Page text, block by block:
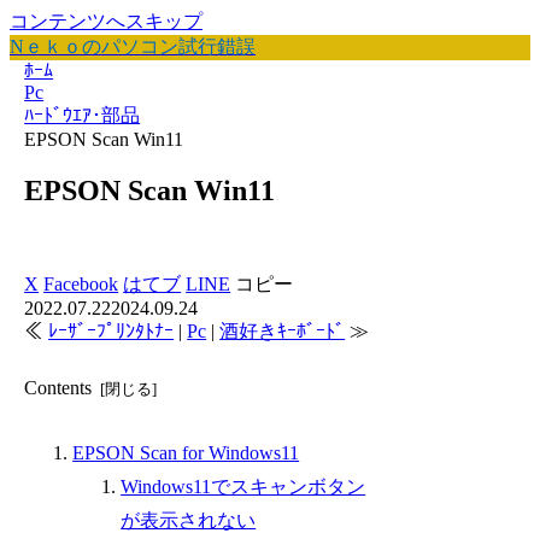
コンテンツへスキップ
Nｅｋｏのパソコン試行錯誤
ﾎｰﾑ
Pc
ﾊｰﾄﾞｳｴｱ･部品
EPSON Scan Win11
EPSON Scan Win11
X Facebook はてブ LINE コピー
2022.07.222024.09.24
≪ ﾚｰｻﾞｰﾌﾟﾘﾝﾀﾄﾅｰ |Pc |酒好きｷｰﾎﾞｰﾄﾞ ≫
Contents
EPSON Scan for Windows11
Windows11でスキャンボタン
が表示されない